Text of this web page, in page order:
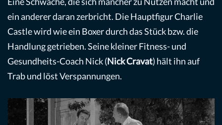
ein anderer daran zerbricht. Die Hauptfigur Charlie
Castle wird wie ein Boxer durch das Stück bzw. die
Handlung getrieben. Seine kleiner Fitness- und
Gesundheits-Coach Nick (Nick Cravat) hält ihn auf
Trab und löst Verspannungen.